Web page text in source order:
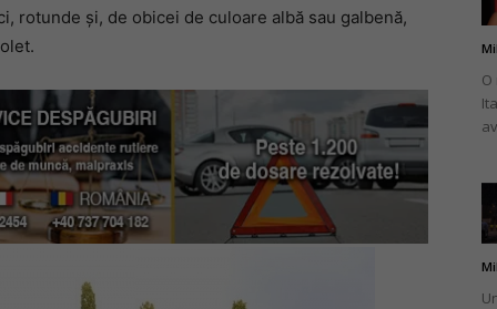
rotunde și, de obicei de culoare albă sau galbenă,